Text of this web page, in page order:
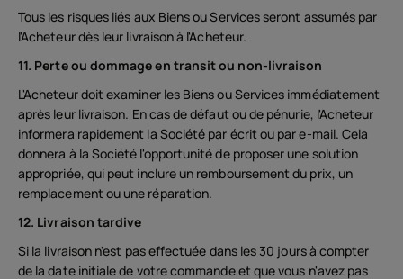
Tous les risques liés aux Biens ou Services seront assumés par
l'Acheteur dès leur livraison à l'Acheteur.
11. Perte ou dommage en transit ou non-livraison
L'Acheteur doit examiner les Biens ou Services immédiatement
après leur livraison. En cas de défaut ou de pénurie, l'Acheteur
informera rapidement la Société par écrit ou par e-mail. Cela
donnera à la Société l'opportunité de proposer une solution
appropriée, qui peut inclure un remboursement du prix, un
remplacement ou une réparation.
12. Livraison tardive
Si la livraison n'est pas effectuée dans les 30 jours à compter
de la date initiale de votre commande et que vous n'avez pas